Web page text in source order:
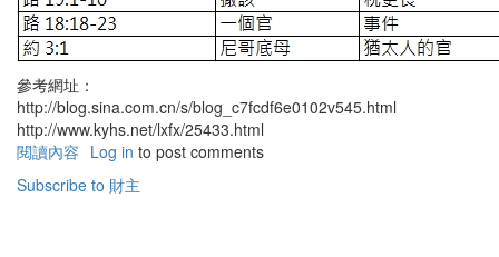
參考網址：
http://blog.sina.com.cn/s/blog_c7fcdf6e0102v545.html
http://www.kyhs.net/lxfx/25433.html
閱讀內容 有
聖
Log in to post comments
Subscribe to 財主